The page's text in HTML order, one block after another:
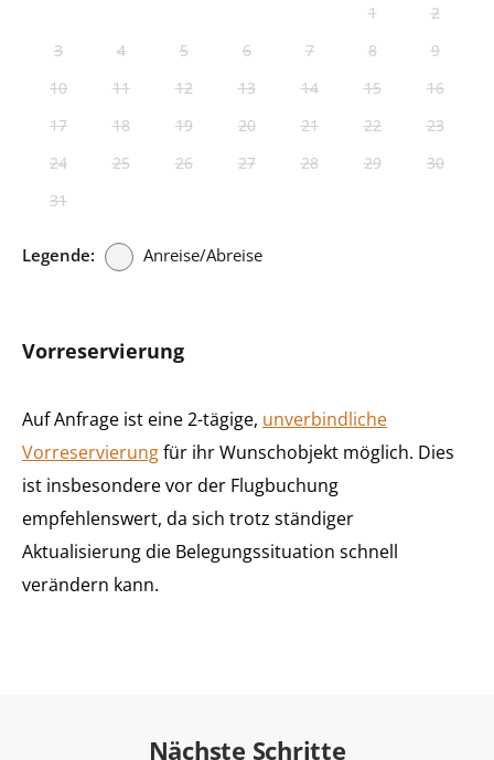
1
2
3
4 5 6 7 8
9
10
11 12 13 14 15
16
17
18 19 20 21 22
23
24
25 26 27 28 29
30
31
Legende: Anreise/Abreise
Vorreservierung
Auf Anfrage ist eine 2-tägige, unverbindliche
Vorreservierungfür ihr Wunschobjekt möglich. Dies
ist insbesondere vor der Flugbuchung
empfehlenswert, da sich trotz ständiger
Aktualisierung die Belegungssituation schnell
verändern kann.
Nächste Schritte